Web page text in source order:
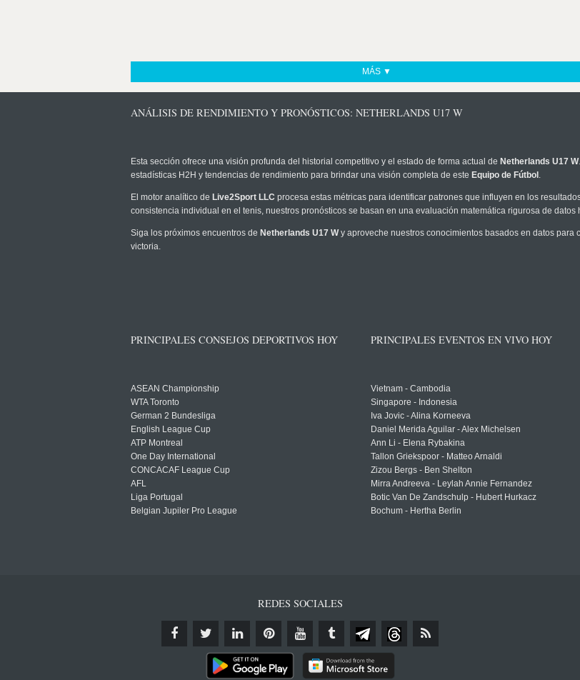
MÁS ▼
ANÁLISIS DE RENDIMIENTO Y PRONÓSTICOS: NETHERLANDS U17 W
Esta sección ofrece una visión profunda del historial competitivo y el estado de forma actual de Netherlands U17 W
estadísticas H2H y tendencias de rendimiento para brindar una visión completa de este Equipo de Fútbol .
El motor analítico de Live2Sport LLC procesa estas métricas para identificar patrones que influyen en los
consistencia individual en el tenis, nuestros pronósticos se basan en una evaluación matemática rigurosa de
Siga los próximos encuentros de Netherlands U17 Wy aproveche nuestros conocimientos basados en datos
victoria.
PRINCIPALES CONSEJOS DEPORTIVOS HOY
ASEAN Championship
WTA Toronto
German 2 Bundesliga
English League Cup
ATP Montreal
One Day International
CONCACAF League Cup
AFL
Liga Portugal
Belgian Jupiler Pro League
PRINCIPALES EVENTOS EN VIVO HOY
Vietnam - Cambodia
Singapore - Indonesia
Iva Jovic - Alina Korneeva
Daniel Merida Aguilar - Alex Michelsen
Ann Li - Elena Rybakina
Tallon Griekspoor - Matteo Arnaldi
Zizou Bergs - Ben Shelton
Mirra Andreeva - Leylah Annie Fernandez
Botic Van De Zandschulp - Hubert Hurkacz
Bochum - Hertha Berlin
REDES SOCIALES